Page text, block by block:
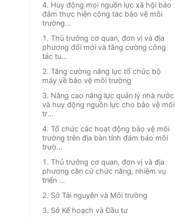
4. Huy động mọi nguồn lực xã hội bảo
đảm thực hiện công tác bảo vệ môi
trường...
1. Thủ trưởng cơ quan, đơn vị và địa
phương đổi mới và tăng cường công
tác tu...
2. Tăng cường năng lực tổ chức bộ
máy về bảo vệ môi trường
3. Nâng cao năng lực quản lý nhà nước
và huy động nguồn lực cho bảo vệ môi
tr...
4. Tổ chức các hoạt động bảo vệ môi
trường trên địa bàn tỉnh đảm bảo môi
trườ...
1. Thủ trưởng cơ quan, đơn vị và địa
phương căn cứ chức năng, nhiệm vụ
triển ...
2. Sở Tài nguyên và Môi trường
3. Sở Kế hoạch và Đầu tư